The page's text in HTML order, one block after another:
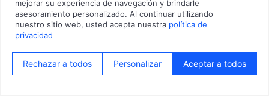
© 2026 Busi Giovanni S.r.l. Todos los derechos reservados
Privacy Policy | Cookie Policy | |